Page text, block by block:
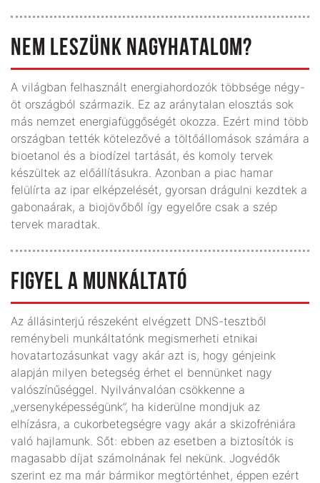
NEM LESZÜNK NAGYHATALOM?
A világban felhasznált ener­­giahordozók többsége négy-
öt országból származik. Ez az aránytalan elosztás sok
más nemzet ener­gia­füg­gő­ségét okozza. Ezért mind több
országban tették kö­te­lezővé a töltőállo­mások szá­mára a
bioetanol és a bio­dízel tartását, és komoly tervek
készültek az előál­lításukra. Azonban a piac hamar
felülírta az ipar elképzelését, gyorsan drágulni kezdtek a
gabonaárak, a biojövőből így egy­előre csak a szép
tervek maradtak.
FIGYEL A MUNKÁLTATÓ
Az állásinterjú részeként elvégzett DNS-tesztből
reménybeli munkáltatónk megismerheti etnikai
hovatartozásunkat vagy akár azt is, hogy génjeink
alapján milyen betegség érhet el bennünket nagy
valószínűséggel. Nyilvánvalóan csökkenne a
„versenyképességünk”, ha kiderülne mondjuk az
elhízásra, a cukorbetegségre vagy akár a skizofréniára
való hajlamunk. Sőt: ebben az esetben a biztosítók is
magasabb díjat számolnának fel nekünk. Jogvédők
szerint ez ma már bármikor megtörténhet, éppen ezért